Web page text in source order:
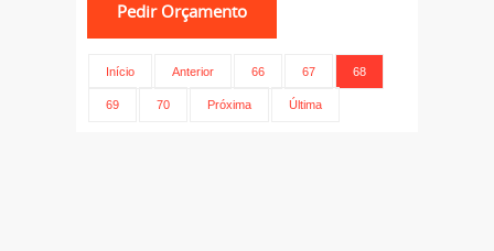
Início Anterior 66 67 68
69 70 Próxima Última